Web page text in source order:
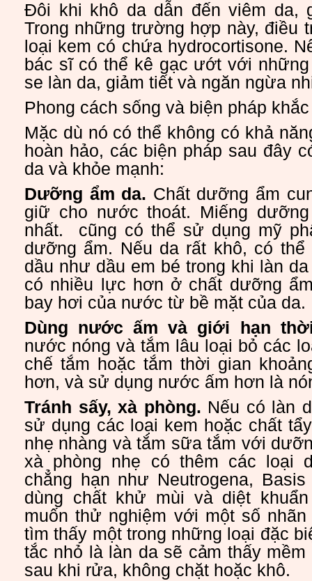
Đôi khi khô da dẫn đến viêm da,
Trong những trường hợp này, điều
loại kem có chứa hydrocortisone.
bác sĩ có thể kê gạc ướt với
se làn da, giảm tiết và ngăn ngừa
Phong cách sống và biện pháp
Mặc dù nó có thể không có khả
hoàn hảo, các biện pháp sau đây
da và khỏe mạnh:
Dưỡng ẩm da. Chất dưỡng ẩm
giữ cho nước thoát. Miếng
nhất. cũng có thể sử dụng mỹ
dưỡng ẩm. Nếu da rất khô, có thể
dầu như dầu em bé trong khi làn
có nhiều lực hơn ở chất dưỡng
bay hơi của nước từ bề mặt của da.
Dùng nước ấm và giới hạn
nước nóng và tắm lâu loại bỏ các
chế tắm hoặc tắm thời gian
hơn, và sử dụng nước ấm hơn là
Tránh sấy, xà phòng. Nếu có làn
sử dụng các loại kem hoặc chất
nhẹ nhàng và tắm sữa tắm với
xà phòng nhẹ có thêm các loại
chẳng hạn như Neutrogena,
dùng chất khử mùi và diệt
muốn thử nghiệm với một số
tìm thấy một trong những loại đặc
tắc nhỏ là làn da sẽ cảm thấy
sau khi rửa, không chặt hoặc khô.